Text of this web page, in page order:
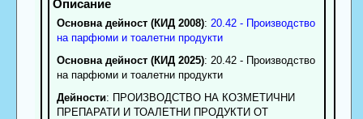
Основна дейност (КИД 2008): 20.42 - Производство
на парфюми и тоалетни продукти
Основна дейност (КИД 2025): 20.42 - Производство
на парфюми и тоалетни продукти
Дейности: ПРОИЗВОДСТВО НА КОЗМЕТИЧНИ
ПРЕПАРАТИ И ТОАЛЕТНИ ПРОДУКТИ ОТ